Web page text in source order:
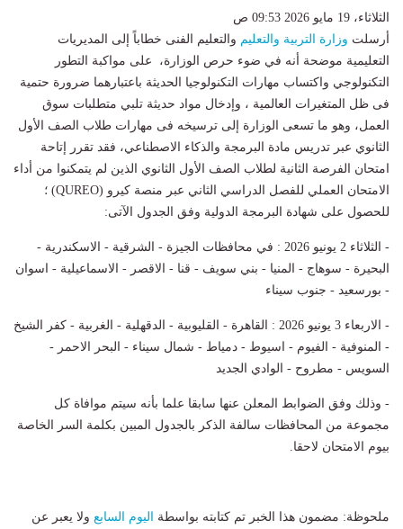
الثلاثاء، 19 مايو 2026 09:53 ص
أرسلت وزارة التربية والتعليم والتعليم الفنى خطاباً إلى المديريات
التعليمية موضحة أنه في ضوء حرص الوزارة، على مواكبة التطور
التكنولوجي واكتساب مهارات التكنولوجيا الحديثة باعتبارهما ضرورة حتمية
فى ظل المتغيرات العالمية ، وإدخال مواد حديثة تلبي متطلبات سوق
العمل، وهو ما تسعى الوزارة إلى ترسيخه فى مهارات طلاب الصف الأول
الثانوي عبر تدريس مادة البرمجة والذكاء الاصطناعي، فقد تقرر إتاحة
امتحان الفرصة الثانية لطلاب الصف الأول الثانوي الذين لم يتمكنوا من أداء
الامتحان العملي للفصل الدراسي الثاني عبر منصة كيرو (QUREO) ؛
للحصول على شهادة البرمجة الدولية وفق الجدول الآتى:
- الثلاثاء 2 يونيو 2026 : في محافظات الجيزة - الشرقية - الاسكندرية -
البحيرة - سوهاج - المنيا - بني سويف - قنا - الاقصر - الاسماعيلية - اسوان
- بورسعيد - جنوب سيناء
- الاربعاء 3 يونيو 2026 : القاهرة - القليوبية - الدقهلية - الغربية - كفر الشيخ
- المنوفية - الفيوم - اسيوط - دمياط - شمال سيناء - البحر الاحمر -
السويس - مطروح - الوادي الجديد
- وذلك وفق الضوابط المعلن عنها سابقا علما بأنه سيتم موافاة كل
مجموعة من المحافظات سالفة الذكر بالجدول المبين بكلمة السر الخاصة
بيوم الامتحان لاحقا.
ملحوظة: مضمون هذا الخبر تم كتابته بواسطة اليوم السابع ولا يعبر عن